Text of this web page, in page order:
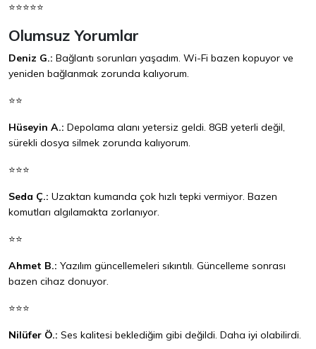
⭐⭐⭐⭐⭐
Olumsuz Yorumlar
Deniz G.: Bağlantı sorunları yaşadım. Wi-Fi bazen kopuyor ve
yeniden bağlanmak zorunda kalıyorum.
⭐⭐
Hüseyin A.: Depolama alanı yetersiz geldi. 8GB yeterli değil,
sürekli dosya silmek zorunda kalıyorum.
⭐⭐⭐
Seda Ç.: Uzaktan kumanda çok hızlı tepki vermiyor. Bazen
komutları algılamakta zorlanıyor.
⭐⭐
Ahmet B.: Yazılım güncellemeleri sıkıntılı. Güncelleme sonrası
bazen cihaz donuyor.
⭐⭐⭐
Nilüfer Ö.: Ses kalitesi beklediğim gibi değildi. Daha iyi olabilirdi.